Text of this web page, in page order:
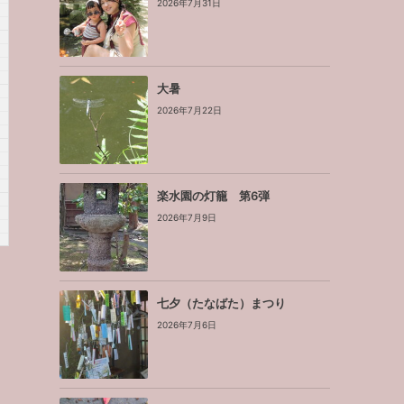
2026年7月31日
大暑
2026年7月22日
楽水園の灯籠 第6弾
2026年7月9日
七夕（たなばた）まつり
2026年7月6日